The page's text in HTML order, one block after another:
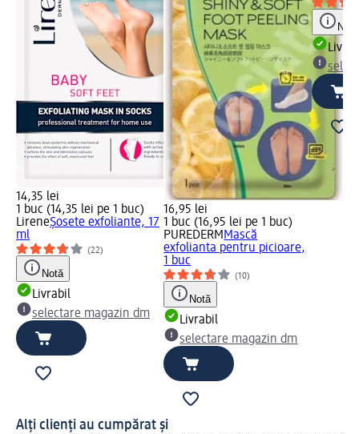
14,35 lei
1 buc (14,35 lei pe 1 buc)
LireneȘosete exfoliante, 17
ml
(22)
Notă
Livrabil
selectare magazin dm
16,95 lei
1 buc (16,95 lei pe 1 buc)
PUREDERMMască
exfolianta pentru picioare,
1 buc
(10)
Notă
Livrabil
selectare magazin dm
Notă
Alți clienți au cumpărat și